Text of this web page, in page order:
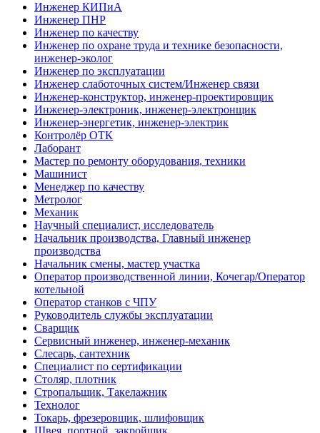
Инженер КИПиА
Инженер ПНР
Инженер по качеству
Инженер по охране труда и технике безопасности,
инженер-эколог
Инженер по эксплуатации
Инженер слаботочных систем/Инженер связи
Инженер-конструктор, инженер-проектировщик
Инженер-электроник, инженер-электронщик
Инженер-энергетик, инженер-электрик
Контролёр ОТК
Лаборант
Мастер по ремонту оборудования, техники
Машинист
Менеджер по качеству
Метролог
Механик
Научный специалист, исследователь
Начальник производства, Главный инженер
производства
Начальник смены, мастер участка
Оператор производственной линии, Кочегар/Оператор
котельной
Оператор станков с ЧПУ
Руководитель службы эксплуатации
Сварщик
Сервисный инженер, инженер-механик
Слесарь, сантехник
Специалист по сертификации
Столяр, плотник
Стропальщик, Такелажник
Технолог
Токарь, фрезеровщик, шлифовщик